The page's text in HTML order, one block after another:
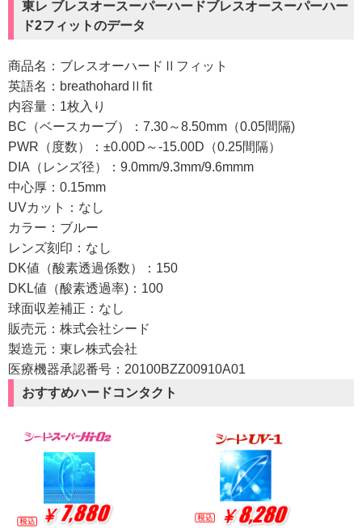
東レ ブレスオースーパーハードブレスオースーパーハー
ド2フィットのデータ
商品名：ブレスオーハードⅡフィット
英語名：breathohardⅡfit
内容量：1枚入り
BC（ベースカーブ）：7.30～8.50mm（0.05間隔)
PWR（度数）：±0.00D～-15.00D（0.25間隔）
DIA（レンズ径）：9.0mm/9.3mm/9.6mmm
中心厚：0.15mm
UVカット：なし
カラー：ブルー
レンズ刻印：なし
DK値（酸素透過係数）：150
DKL値（酸素透過率)：100
球面収差補正：なし
販売元：株式会社シード
製造元：東レ株式会社
医療機器承認番号：20100BZZ00910A01
おすすめハードコンタクト